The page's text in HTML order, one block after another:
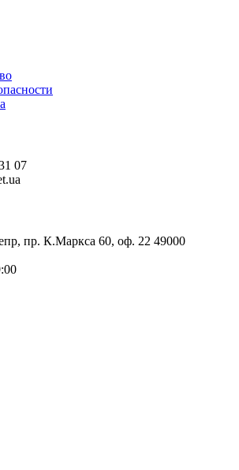
07
пр. К.Маркса 60, оф. 22 49000